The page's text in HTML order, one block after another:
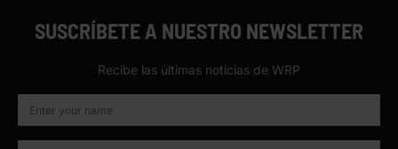
SUSCRÍBETE A NUESTRO NEWSLETTER
Recibe las últimas noticias de WRP